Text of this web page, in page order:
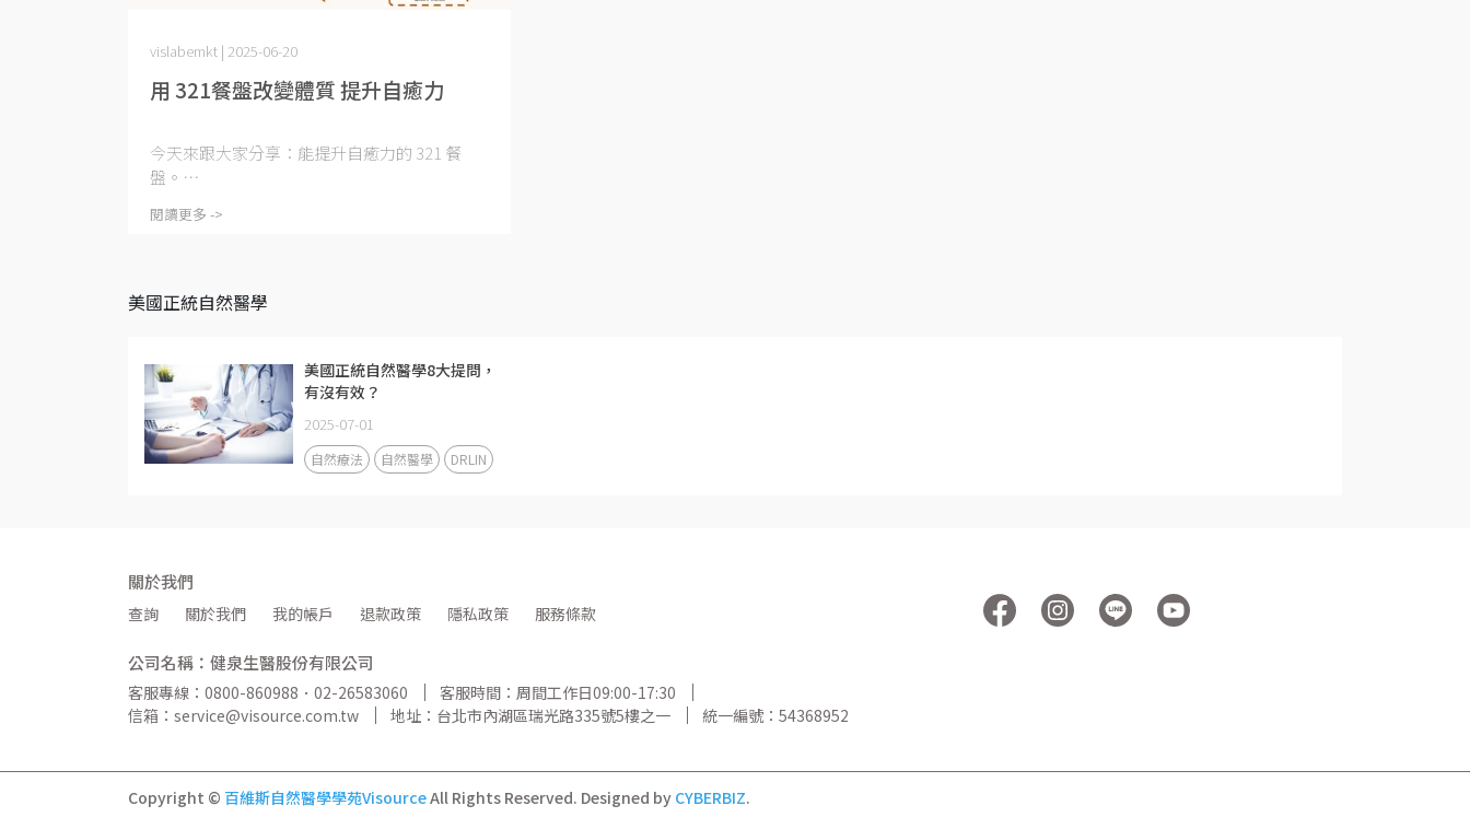
用 321餐盤改變體質 提升自癒力
vislabemkt | 2025-06-20
今天來跟大家分享：能提升自癒力的 321 餐
盤。⋯
閱讀更多 ->
美國正統自然醫學
美國正統自然醫學8大提問，
有沒有效？
2025-07-01
自然療法 自然醫學 DRLIN
關於我們
查詢 關於我們 我的帳戶 退款政策 隱私政策 服務條款
公司名稱：健泉生醫股份有限公司
客服專線：0800-860988．02-26583060
客服時間：周間工作日09:00-17:30
信箱：service@visource.com.tw
地址：台北市內湖區瑞光路335號5樓之一 統一編號：54368952
Copyright © 百維斯自然醫學學苑VisourceAll Rights Reserved. Designed by CYBERBIZ.